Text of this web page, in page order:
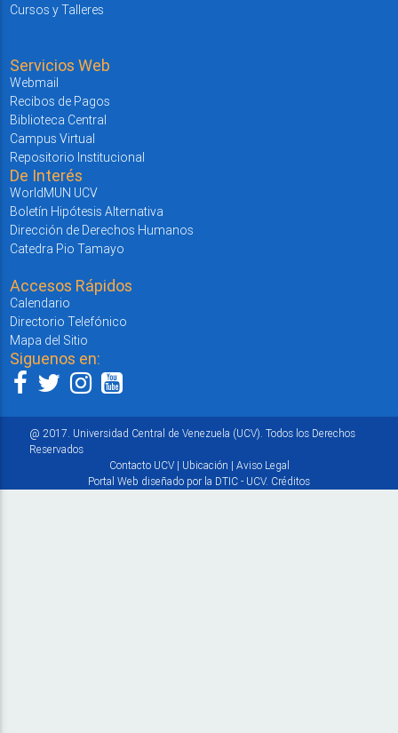
Cursos y Talleres
Servicios Web
Webmail
Recibos de Pagos
Biblioteca Central
Campus Virtual
Repositorio Institucional
De Interés
WorldMUN UCV
Boletín Hipótesis Alternativa
Dirección de Derechos Humanos
Catedra Pio Tamayo
Accesos Rápidos
Calendario
Directorio Telefónico
Mapa del Sitio
Siguenos en:
@ 2017. Universidad Central de Venezuela (UCV). Todos los Derechos
Reservados
Contacto UCV| Ubicación | Aviso Legal
Portal Web diseñado por la DTIC - UCV. Créditos